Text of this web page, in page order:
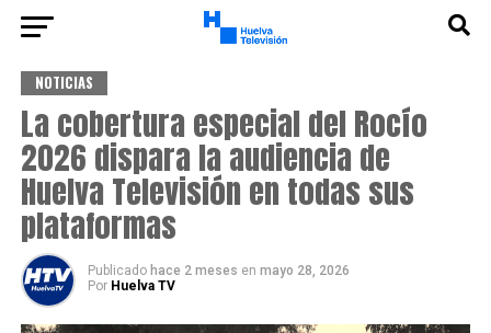
NOTICIAS
La cobertura especial del Rocío
2026 dispara la audiencia de
Huelva Televisión en todas sus
plataformas
Publicado hace 2 meses en mayo 28, 2026
Por Huelva TV